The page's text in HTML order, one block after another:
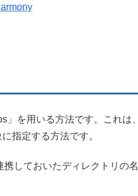
を用いる方法です。これは、
指定する方法です。
しておいたディレクトリの名